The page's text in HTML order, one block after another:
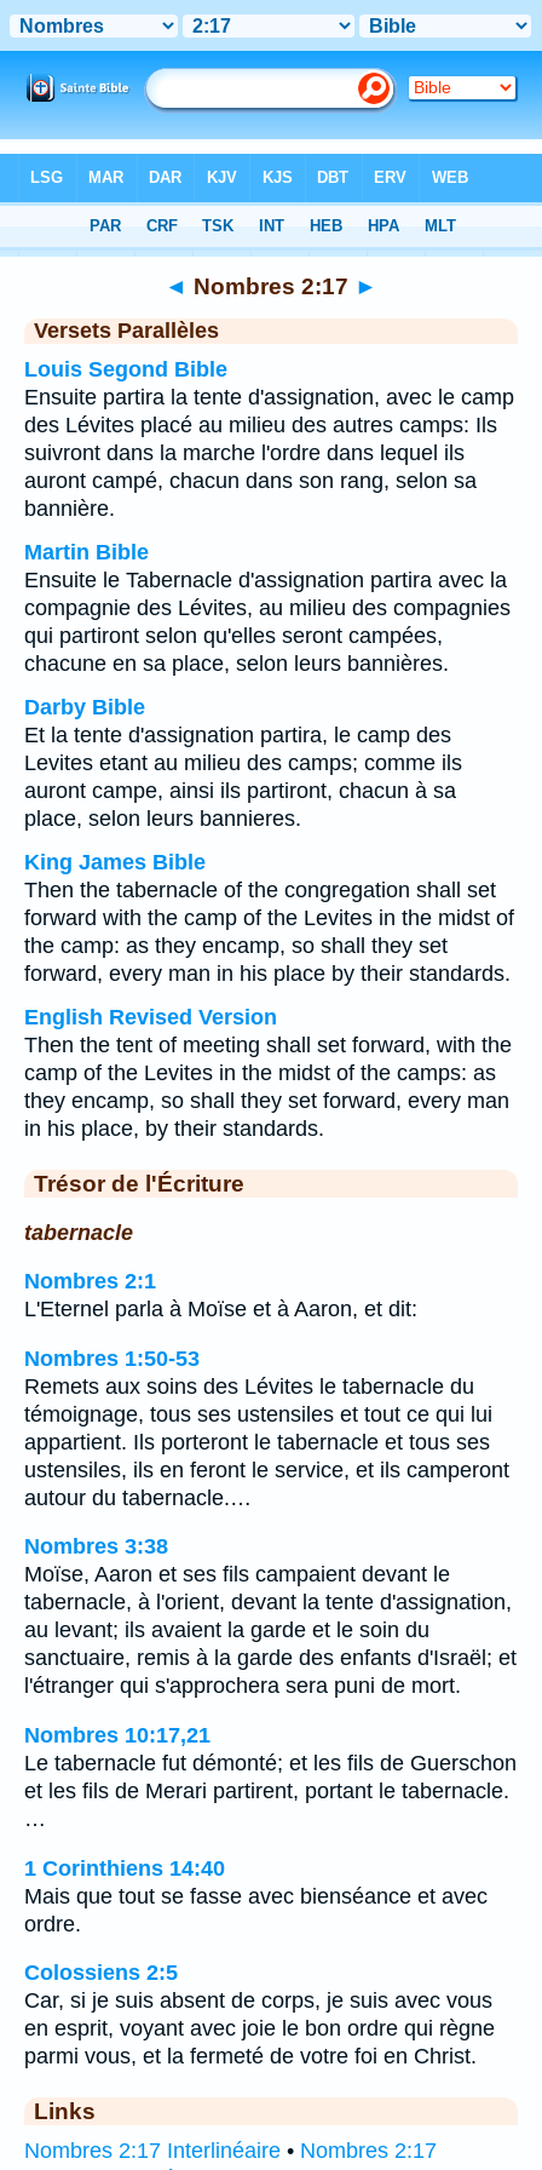
Chapitre 2 > Verset 17
◄ Nombres 2:17 ►
Versets Parallèles
Louis Segond Bible
Ensuite partira la tente d'assignation, avec le camp
des Lévites placé au milieu des autres camps: Ils
suivront dans la marche l'ordre dans lequel ils
auront campé, chacun dans son rang, selon sa
bannière.
Martin Bible
Ensuite le Tabernacle d'assignation partira avec la
compagnie des Lévites, au milieu des compagnies
qui partiront selon qu'elles seront campées,
chacune en sa place, selon leurs bannières.
Darby Bible
Et la tente d'assignation partira, le camp des
Levites etant au milieu des camps; comme ils
auront campe, ainsi ils partiront, chacun à sa
place, selon leurs bannieres.
King James Bible
Then the tabernacle of the congregation shall set
forward with the camp of the Levites in the midst of
the camp: as they encamp, so shall they set
forward, every man in his place by their standards.
English Revised Version
Then the tent of meeting shall set forward, with the
camp of the Levites in the midst of the camps: as
they encamp, so shall they set forward, every man
in his place, by their standards.
Trésor de l'Écriture
tabernacle
Nombres 2:1
L'Eternel parla à Moïse et à Aaron, et dit:
Nombres 1:50-53
Remets aux soins des Lévites le tabernacle du
témoignage, tous ses ustensiles et tout ce qui lui
appartient. Ils porteront le tabernacle et tous ses
ustensiles, ils en feront le service, et ils camperont
autour du tabernacle.…
Nombres 3:38
Moïse, Aaron et ses fils campaient devant le
tabernacle, à l'orient, devant la tente d'assignation,
au levant; ils avaient la garde et le soin du
sanctuaire, remis à la garde des enfants d'Israël; et
l'étranger qui s'approchera sera puni de mort.
Nombres 10:17,21
Le tabernacle fut démonté; et les fils de Guerschon
et les fils de Merari partirent, portant le tabernacle.
…
1 Corinthiens 14:40
Mais que tout se fasse avec bienséance et avec
ordre.
Colossiens 2:5
Car, si je suis absent de corps, je suis avec vous
en esprit, voyant avec joie le bon ordre qui règne
parmi vous, et la fermeté de votre foi en Christ.
Links
Nombres 2:17 Interlinéaire • Nombres 2:17